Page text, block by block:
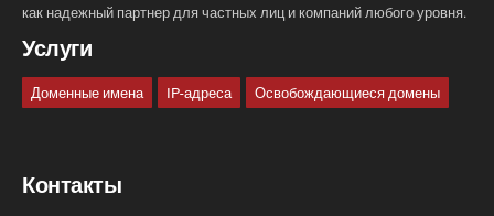
как надежный партнер для частных лиц и компаний любого уровня.
Услуги
Доменные имена IP-адреса Освобождающиеся домены
Контакты